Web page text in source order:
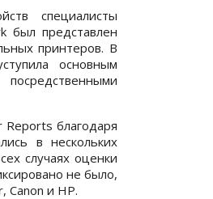
специалисты
был представлен
принтеров. В
основным
благодаря
в нескольких
случаях оценки
не было,
Canon и HP.